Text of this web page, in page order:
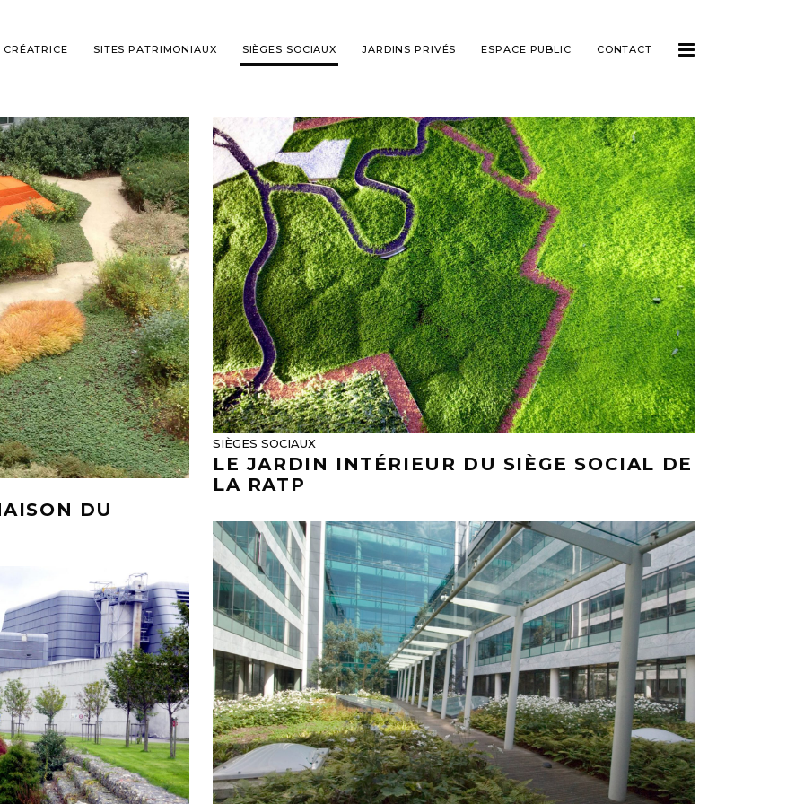
CRÉATRICE SITES PATRIMONIAUX SIÈGES SOCIAUX JARDINS PRIVÉS ESPACE PUBLIC CONTACT
DU
SIÈGES SOCIAUX
LE JARDIN INTÉRIEUR DU SIÈGE SOCIAL DE
LA RATP